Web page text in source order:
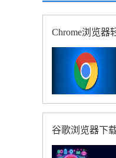
Chrome浏览器
谷歌浏览器下